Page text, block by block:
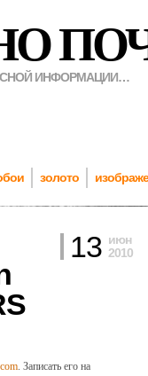
ИНФОРМАЦИИ…
золото
13 июн
2010
. Записать его на